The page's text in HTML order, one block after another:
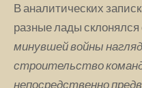
В аналитических
разные лады склонялся
минувшей войны
строительство
непосредственно